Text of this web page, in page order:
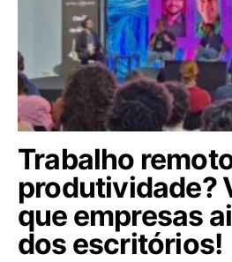
Trabalho
produtividade?
que empresas
dos escritórios!